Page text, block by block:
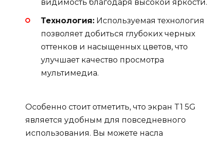
видимость благодаря высокой яркости.
Технология: Используемая технология
позволяет добиться глубоких черных
оттенков и насыщенных цветов, что
улучшает качество просмотра
мультимедиа.
Особенно стоит отметить, что экран T1 5G
является удобным для повседневного
использования. Вы можете насла